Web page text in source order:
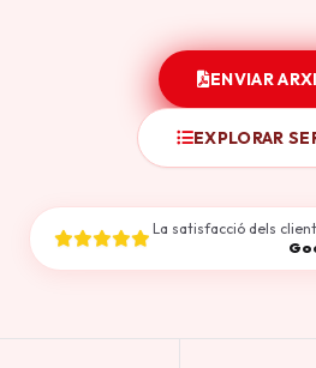
ENVIAR
EXPLORAR
La satisfacció dels